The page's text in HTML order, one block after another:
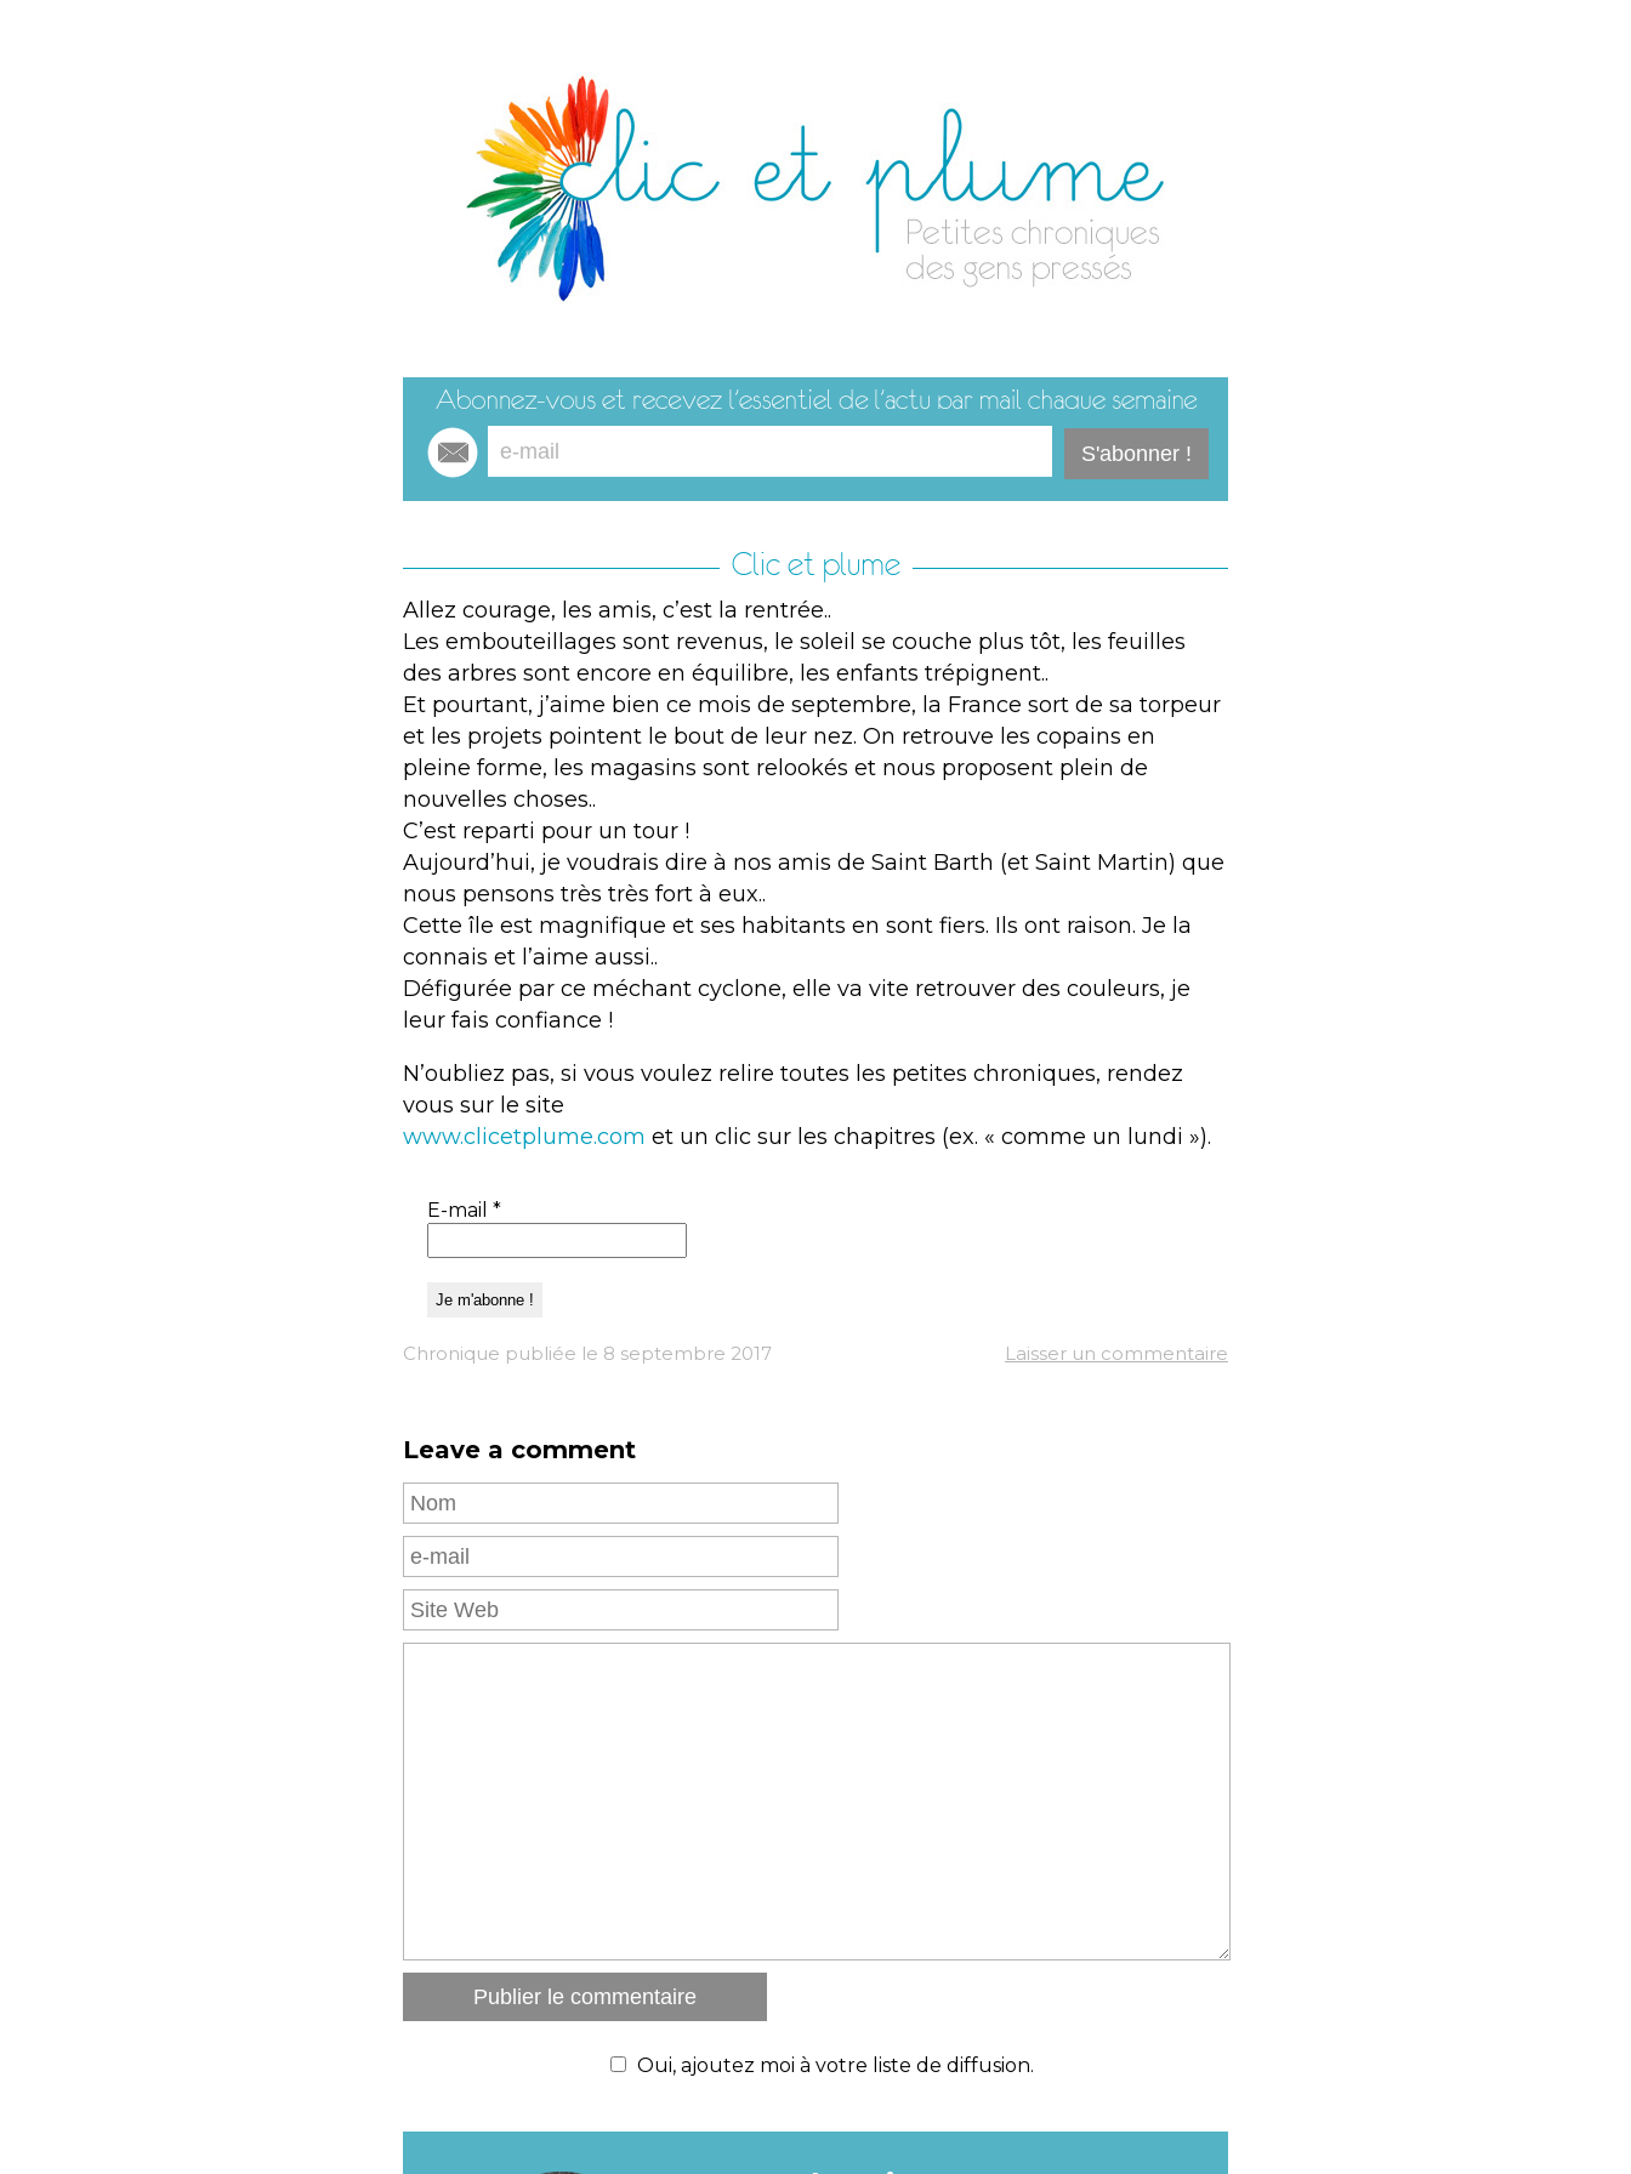
Clic et plume
Allez courage, les amis, c’est la rentrée..
Les embouteillages sont revenus, le soleil se couche plus tôt, les feuilles
des arbres sont encore en équilibre, les enfants trépignent..
Et pourtant, j’aime bien ce mois de septembre, la France sort de sa torpeur
et les projets pointent le bout de leur nez. On retrouve les copains en
pleine forme, les magasins sont relookés et nous proposent plein de
nouvelles choses..
C’est reparti pour un tour !
Aujourd’hui, je voudrais dire à nos amis de Saint Barth (et Saint Martin) que
nous pensons très très fort à eux..
Cette île est magnifique et ses habitants en sont fiers. Ils ont raison. Je la
connais et l’aime aussi..
Défigurée par ce méchant cyclone, elle va vite retrouver des couleurs, je
leur fais confiance !
N’oubliez pas, si vous voulez relire toutes les petites chroniques, rendez
vous sur le site
www.clicetplume.com et un clic sur les chapitres (ex. « comme un lundi »).
E-mail *
Chronique publiée le 8 septembre 2017 Laisser un commentaire
Leave a comment
Oui, ajoutez moi à votre liste de diffusion.